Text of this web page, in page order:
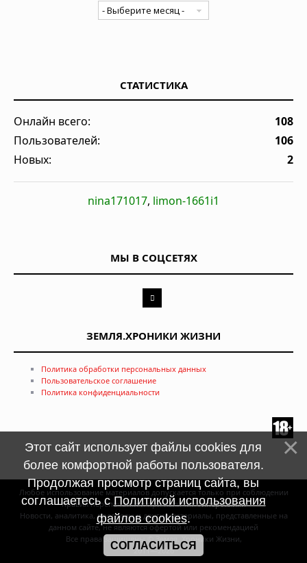
СТАТИСТИКА
Онлайн всего:
108
Пользователей:
106
Новых:
2
nina171017, limon-1661i1
МЫ В СОЦСЕТЯХ
ЗЕМЛЯ.ХРОНИКИ ЖИЗНИ
Политика обработки персональных данных
Пользовательское соглашение
Политика конфиденциальности
Любое использование материалов допускается только при соблюдении
правил перепечатки и при наличиигиперссылки
Новости, аналитика, прогнозы и другие материалы, представленные на
данном сайте, не являются офертой или рекомендацией
Все права защищены © Земля. Хроники Жизни,
2011—2026
Этот сайт использует файлы cookies для
более комфортной работы пользователя.
Продолжая просмотр страниц сайта, вы
соглашаетесь сПолитикой использования
файлов cookies.
СОГЛАСИТЬСЯ